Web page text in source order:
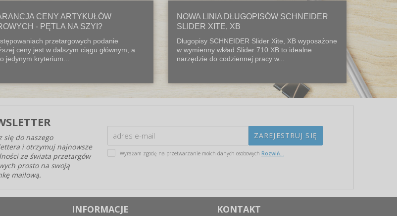
CENY ARTYKUŁÓW
- PĘTLA NA SZYI?
przetargowych podanie
ceny jest w dalszym ciągu głównym, a
jedynym kryterium...
NOWA LINIA DŁUGOPISÓW SCHNEIDER
SLIDER XITE, XB
Długopisy SCHNEIDER Slider Xite, XB wyposażone
w wymienny wkład Slider 710 XB to idealne
narzędzie do codziennej pracy w...
się do naszego
i otrzymuj najnowsze
ze świata przetargów
prosto na swoją
mailową.
Wyrażam zgodę na przetwarzanie moich danych osobowych Rozwiń...
INFORMACJE KONTAKT